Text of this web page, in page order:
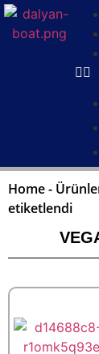
Home-
etiketlendi